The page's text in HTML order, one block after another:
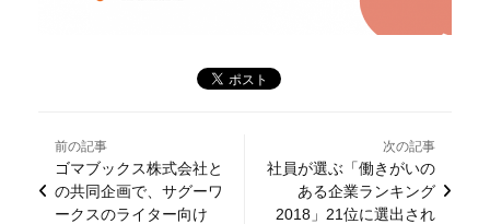
前の記事
ゴマブックス株式会社と
の共同企画で、サグーワ
ークスのライター向け
次の記事
社員が選ぶ「働きがいの
ある企業ランキング
2018」21位に選出され